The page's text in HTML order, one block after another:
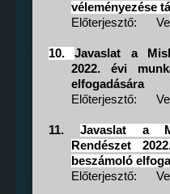
véleményezése
Előterjesztő:
10.Javaslat a
2022. évi
elfogadására
Előterjesztő:
11. Javaslat a
Rendészet
beszámoló
Előterjesztő: